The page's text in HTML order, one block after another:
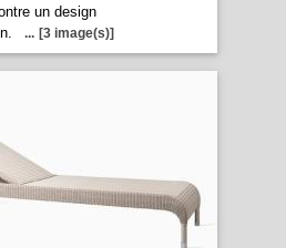
un design
... [3 image(s)]